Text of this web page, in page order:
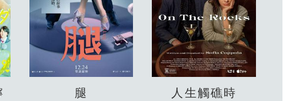
腿 人生觸礁時